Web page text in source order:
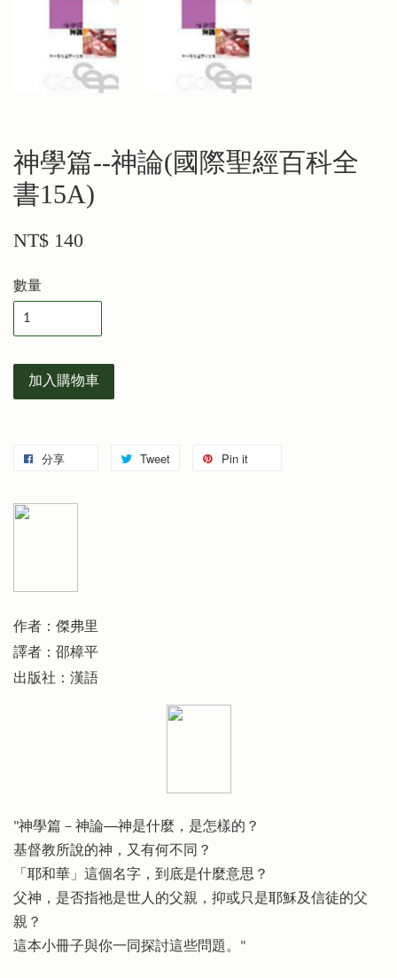
神學篇--神論(國際聖經百科全
書15A)
NT$ 140
數量
加入購物車
分享 Tweet Pin it
作者：傑弗里
譯者：邵樟平
出版社：漢語
"神學篇－神論──神是什麼，是怎樣的？
基督教所說的神，又有何不同？
「耶和華」這個名字，到底是什麼意思？
父神，是否指祂是世人的父親，抑或只是耶穌及信徒的父
親？
這本小冊子與你一同探討這些問題。"